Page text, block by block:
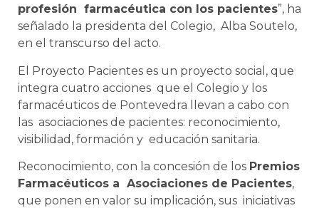
profesión farmacéutica con los pacientes”, ha
señalado la presidenta del Colegio, Alba Soutelo,
en el transcurso del acto.
El Proyecto Pacientes es un proyecto social, que
integra cuatro acciones que el Colegio y los
farmacéuticos de Pontevedra llevan a cabo con
las asociaciones de pacientes: reconocimiento,
visibilidad, formación y educación sanitaria.
Reconocimiento, con la concesión de los Premios
Farmacéuticos a Asociaciones de Pacientes,
que ponen en valor su implicación, sus iniciativas